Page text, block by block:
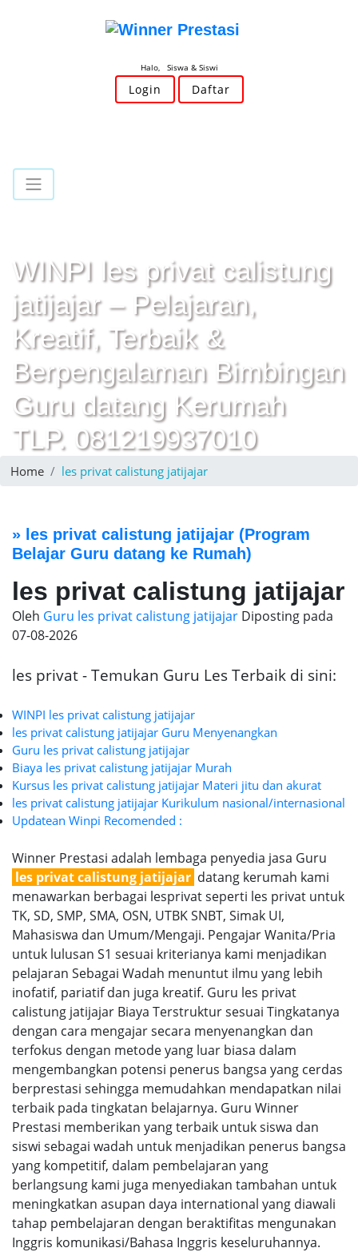
Halo, Siswa & Siswi
Login Daftar
WINPI les privat calistung
jatijajar – Pelajaran,
Kreatif, Terbaik &
Berpengalaman Bimbingan
Guru datang Kerumah
TLP. 081219937010
Home les privat calistung jatijajar
» les privat calistung jatijajar (Program
Belajar Guru datang ke Rumah)
les privat calistung jatijajar
Oleh Guru les privat calistung jatijajar Diposting pada
07-08-2026
les privat - Temukan Guru Les Terbaik di sini:
WINPI les privat calistung jatijajar
les privat calistung jatijajar Guru Menyenangkan
Guru les privat calistung jatijajar
Biaya les privat calistung jatijajar Murah
Kursus les privat calistung jatijajar Materi jitu dan akurat
les privat calistung jatijajar Kurikulum nasional/internasional
Updatean Winpi Recomended :
Winner Prestasi adalah lembaga penyedia jasa Guru
les privat calistung jatijajar datang kerumah kami
menawarkan berbagai lesprivat seperti les privat untuk
TK, SD, SMP, SMA, OSN, UTBK SNBT, Simak UI,
Mahasiswa dan Umum/Mengaji. Pengajar Wanita/Pria
untuk lulusan S1 sesuai kriterianya kami menjadikan
pelajaran Sebagai Wadah menuntut ilmu yang lebih
inofatif, pariatif dan juga kreatif. Guru les privat
calistung jatijajar Biaya Terstruktur sesuai Tingkatanya
dengan cara mengajar secara menyenangkan dan
terfokus dengan metode yang luar biasa dalam
mengembangkan potensi penerus bangsa yang cerdas
berprestasi sehingga memudahkan mendapatkan nilai
terbaik pada tingkatan belajarnya. Guru Winner
Prestasi memberikan yang terbaik untuk siswa dan
siswi sebagai wadah untuk menjadikan penerus bangsa
yang kompetitif, dalam pembelajaran yang
berlangsung kami juga menyediakan tambahan untuk
meningkatkan asupan daya international yang diawali
tahap pembelajaran dengan beraktifitas mengunakan
Inggris komunikasi/Bahasa Inggris keseluruhannya.